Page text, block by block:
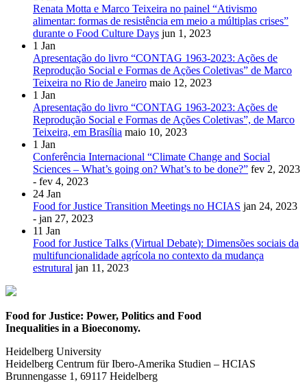
Renata Motta e Marco Teixeira no painel “Ativismo
alimentar: formas de resistência em meio a múltiplas crises”
durante o Food Culture Days jun 1, 2023
1 Jan
Apresentação do livro “CONTAG 1963-2023: Ações de
Reprodução Social e Formas de Ações Coletivas” de Marco
Teixeira no Rio de Janeiro maio 12, 2023
1 Jan
Apresentação do livro “CONTAG 1963-2023: Ações de
Reprodução Social e Formas de Ações Coletivas”, de Marco
Teixeira, em Brasília maio 10, 2023
1 Jan
Conferência Internacional “Climate Change and Social
Sciences – What’s going on? What’s to be done?” fev 2, 2023
- fev 4, 2023
24 Jan
Food for Justice Transition Meetings no HCIAS jan 24, 2023
- jan 27, 2023
11 Jan
Food for Justice Talks (Virtual Debate): Dimensões sociais da
multifuncionalidade agrícola no contexto da mudança
estrutural jan 11, 2023
Food for Justice: Power, Politics and Food
Inequalities in a Bioeconomy.
Heidelberg University
Heidelberg Centrum für Ibero-Amerika Studien – HCIAS
Brunnengasse 1, 69117 Heidelberg